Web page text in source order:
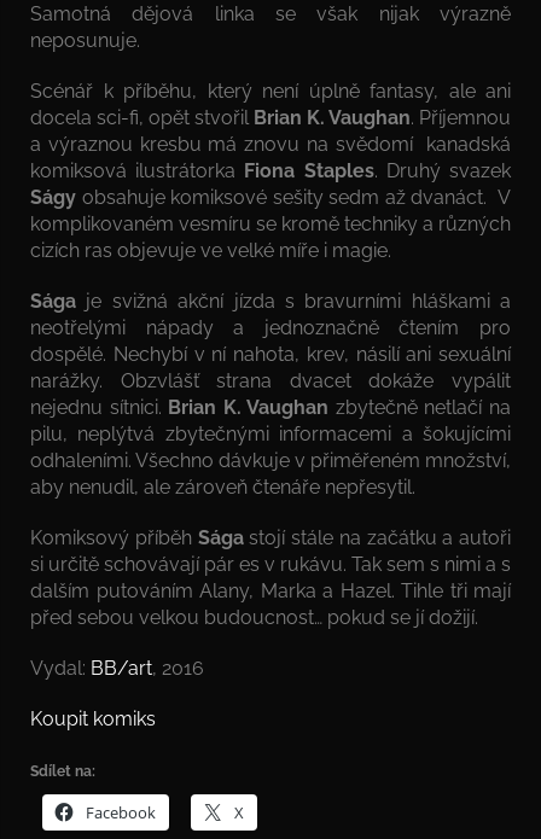
Samotná dějová linka se však nijak výrazně
neposunuje.
Scénář k příběhu, který není úplně fantasy, ale ani
docela sci-fi, opět stvořil Brian K. Vaughan. Příjemnou
a výraznou kresbu má znovu na svědomí kanadská
komiksová ilustrátorka Fiona Staples. Druhý svazek
Ságy obsahuje komiksové sešity sedm až dvanáct. V
komplikovaném vesmíru se kromě techniky a různých
cizích ras objevuje ve velké míře i magie.
Sága je svižná akční jízda s bravurními hláškami a
neotřelými nápady a jednoznačně čtením pro
dospělé. Nechybí v ní nahota, krev, násilí ani sexuální
narážky. Obzvlášť strana dvacet dokáže vypálit
nejednu sítnici. Brian K. Vaughan zbytečně netlačí na
pilu, neplýtvá zbytečnými informacemi a šokujícími
odhaleními. Všechno dávkuje v přiměřeném množství,
aby nenudil, ale zároveň čtenáře nepřesytil.
Komiksový příběh Ságastojí stále na začátku a autoři
si určitě schovávají pár es v rukávu. Tak sem s nimi a s
dalším putováním Alany, Marka a Hazel. Tihle tři mají
před sebou velkou budoucnost… pokud se jí dožijí.
Vydal: BB/art, 2016
Koupit komiks
Sdílet na:
Facebook X